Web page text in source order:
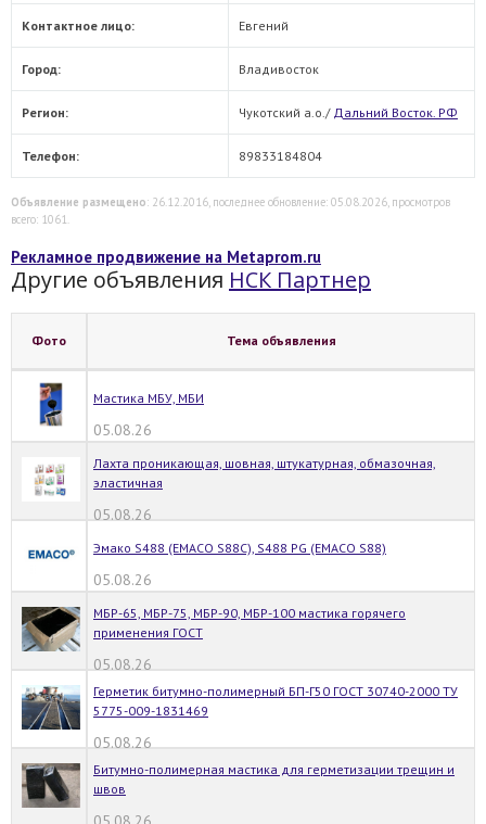
Контактное лицо: Евгений
Город: Владивосток
Регион: Чукотский а.о./ Дальний Восток. РФ
Телефон: 89833184804
Объявление размещено: 26.12.2016, последнее обновление: 05.08.2026, просмотров
всего: 1061.
Рекламное продвижение на Metaprom.ru
Другие объявления НСК Партнер
Фото Тема объявления
Мастика МБУ, МБИ
05.08.26
Лахта проникающая, шовная, штукатурная, обмазочная,
эластичная
05.08.26
Эмако S488 (EMACO S88C), S488 PG (EMACO S88)
05.08.26
МБР-65, МБР-75, МБР-90, МБР-100 мастика горячего
применения ГОСТ
05.08.26
Герметик битумно-полимерный БП-Г50 ГОСТ 30740-2000 ТУ
5775-009-1831469
05.08.26
Битумно-полимерная мастика для герметизации трещин и
швов